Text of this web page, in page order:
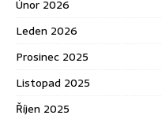
Únor 2026
Leden 2026
Prosinec 2025
Listopad 2025
Říjen 2025